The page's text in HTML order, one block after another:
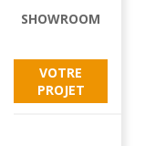
SHOWROOM
VOTRE
PROJET